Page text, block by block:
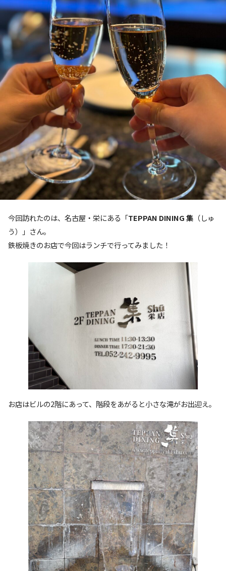
今回訪れたのは、名古屋・栄にある「TEPPAN DINING 集 （しゅ
う）」さん。
鉄板焼きのお店で今回はランチで行ってみました！
お店はビルの2階にあって、階段をあがると小さな滝がお出迎え。